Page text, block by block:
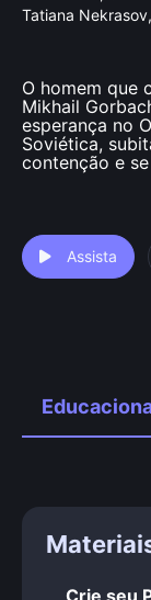
Tatiana
O homem que
Mikhail
esperança no
Soviética,
contenção e
Assista
Crie seu